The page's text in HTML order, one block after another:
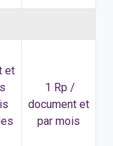
et
1 Rp /
document et
par mois